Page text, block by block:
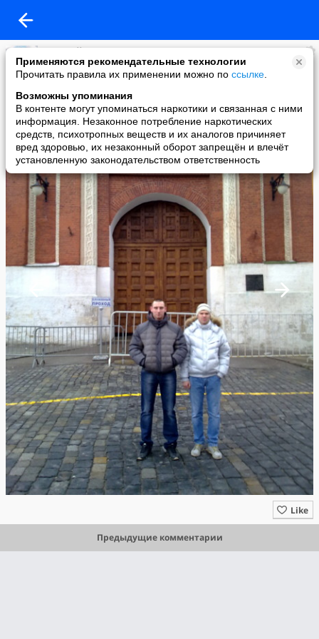
Применяются рекомендательные технологии
Прочитать правила их применении можно по ссылке
Возможны упоминания
В контенте могут упоминаться наркотики и связанная с ними
информация. Незаконное потребление наркотических
средств, психотропных веществ и их аналогов причиняет
вред здоровью, их незаконный оборот запрещён и влечёт
установленную законодательством ответственность
Николай Малинин
added a photo
14 Dec в 18:54
Like
Предыдущие комментарии